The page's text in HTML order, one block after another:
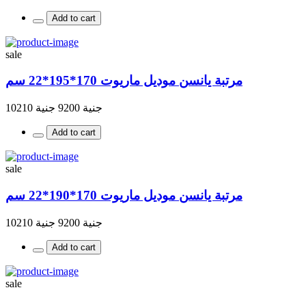
Add to cart
sale
مرتبة يانسن موديل ماريوت 170*195*22 سم
جنية 9200 جنية 10210
Add to cart
sale
مرتبة يانسن موديل ماريوت 170*190*22 سم
جنية 9200 جنية 10210
Add to cart
sale